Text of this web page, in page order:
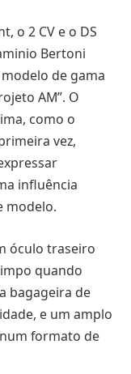
o 2 CV e o DS
Bertoni
de gama
AM”. O
como o
vez,
influência
modelo.
óculo traseiro
quando
bagageira de
e um amplo
formato de